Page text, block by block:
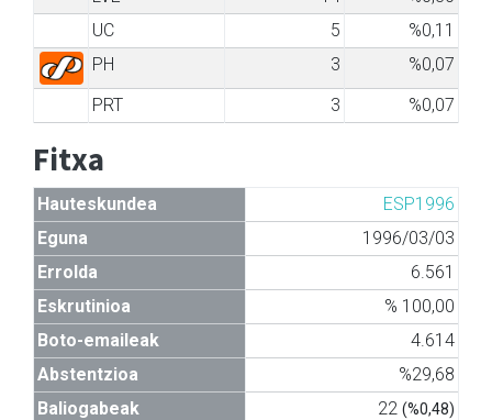
UC
5
%0,11
PH
3
%0,07
PRT
3 %0,07
Fitxa
Hauteskundea
ESP1996
Eguna
1996/03/03
Errolda
6.561
Eskrutinioa
% 100,00
Boto-emaileak
4.614
Abstentzioa
%29,68
Baliogabeak
22 (%0,48)